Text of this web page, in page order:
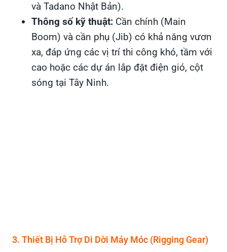
và Tadano Nhật Bản).
Thông số kỹ thuật: Cần chính (Main
Boom) và cần phụ (Jib) có khả năng vươn
xa, đáp ứng các vị trí thi công khó, tầm với
cao hoặc các dự án lắp đặt điện gió, cột
sóng tại Tây Ninh.
3. Thiết Bị Hỗ Trợ Di Dời Máy Móc (Rigging Gear)